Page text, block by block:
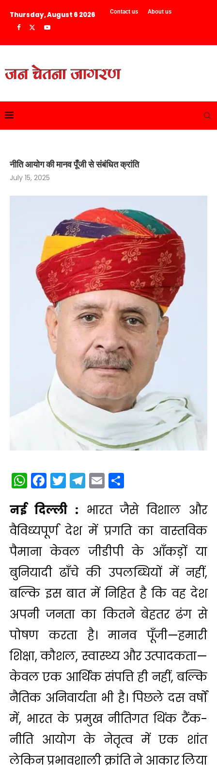
Thursday, August 6 2026 Contact us About us
नीति आयोग की मानव पूँजी से संबंधित क्रांति
July 15, 2025
WhatsApp
Facebook
Twitter
Telegram
Email
नई दिल्ली : भारत जैसे विशाल और
वैविध्‍यपूर्ण देश में प्रगति का वास्‍तविक
पैमाना केवल जीडीपी के आँकड़ों या
बुनियादी ढाँचे की उपलब्धियों में नहीं,
बल्कि इस बात में निहित है कि वह देश
अपनी जनता का कितने बेहतर ढंग से
पोषण करता है। मानव पूँजी—हमारी
शिक्षा, कौशल, स्वास्थ्य और उत्पादकता—
केवल एक आर्थिक संपत्ति ही नहीं, बल्कि
नैतिक अनिवार्यता भी है। पिछले दस वर्षों
में, भारत के प्रमुख नीतिगत थिंक टैंक-
नीति आयोग के नेतृत्व में एक शांत
लेकिन प्रभावशाली क्रांति ने आकार लिया